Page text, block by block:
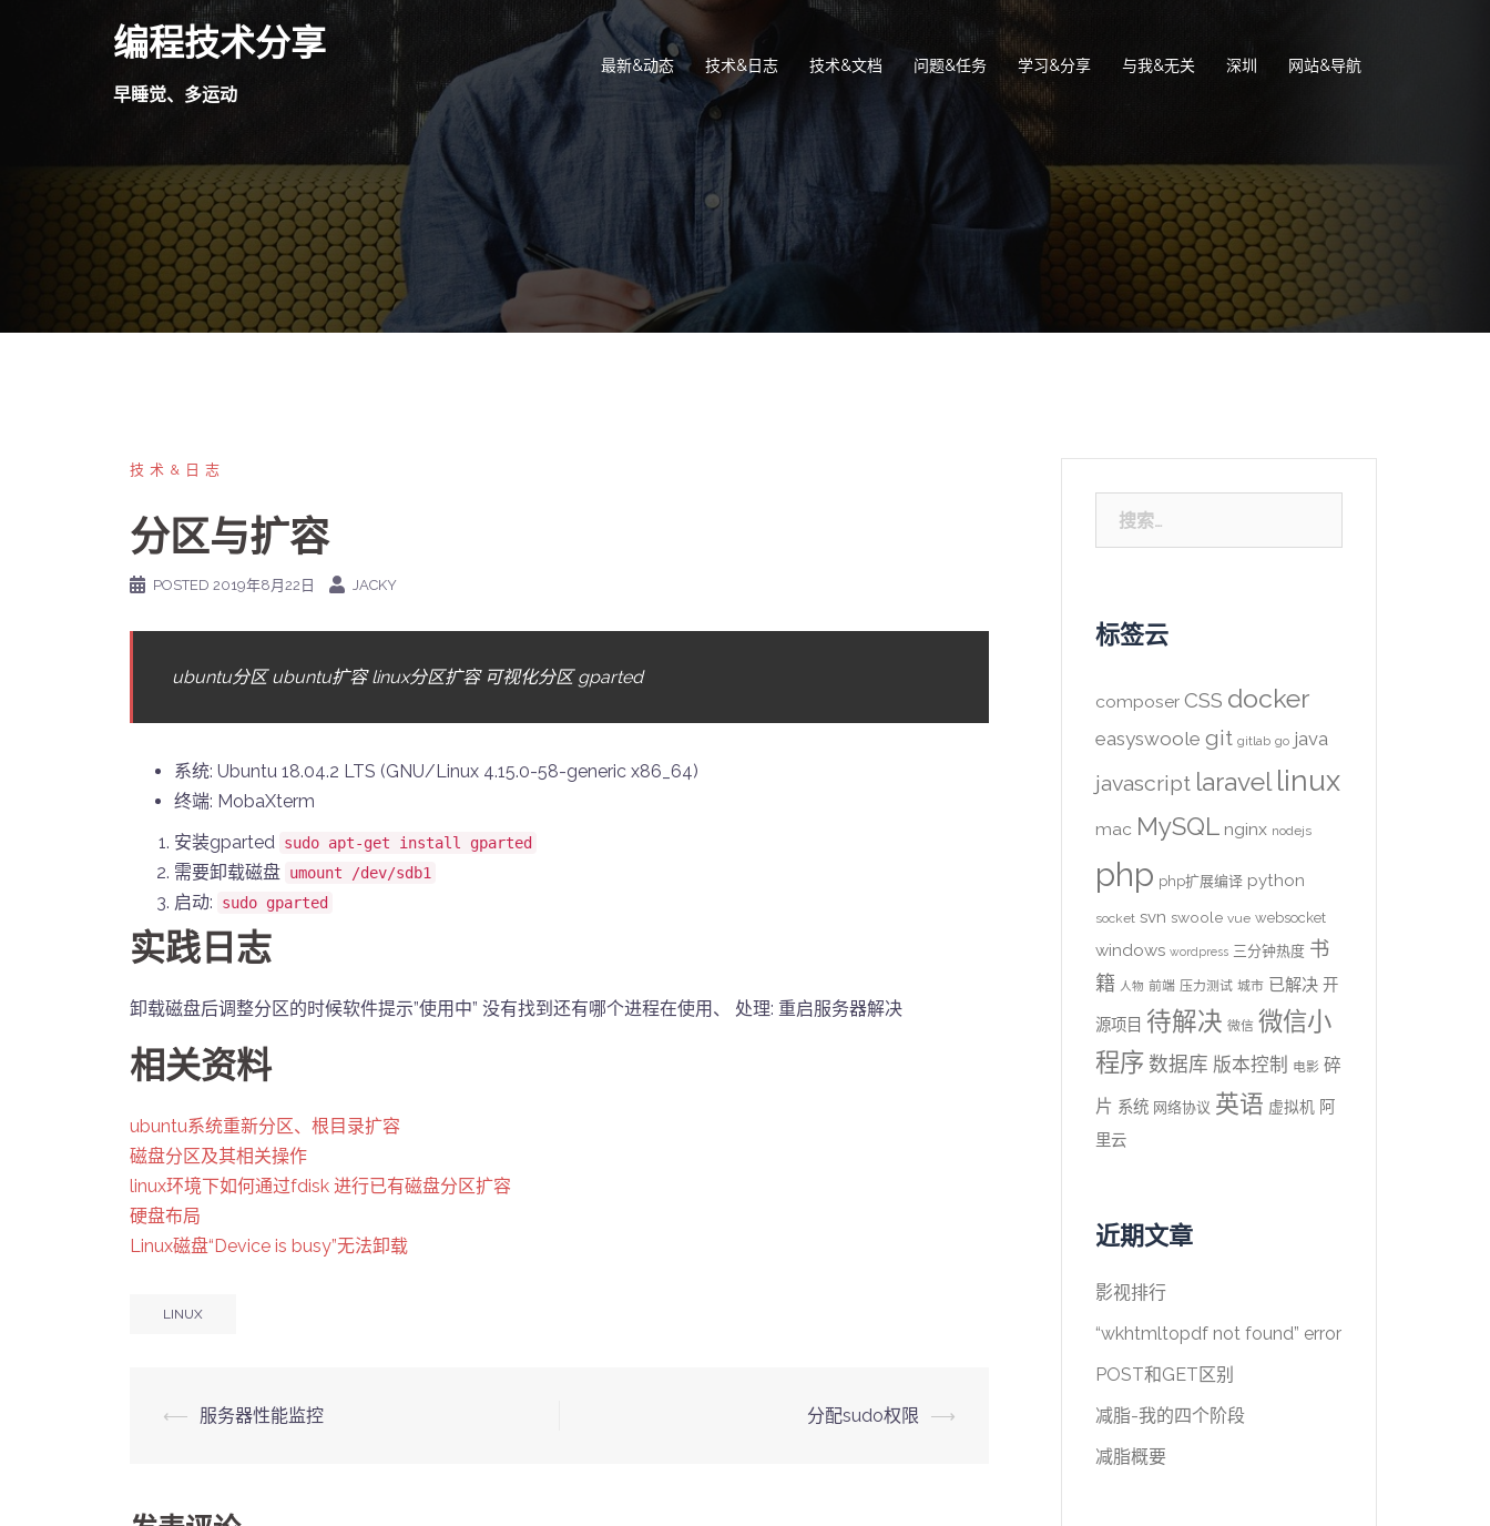
编程技术分享
早睡觉、多运动
最新&动态 技术&日志 技术&文档 问题&任务 学习&分享 与我&无关 深圳 网站&导航
技术&日志
分区与扩容
POSTED 2019年8月22日 JACKY
ubuntu分区 ubuntu扩容 linux分区扩容 可视化分区 gparted
系统: Ubuntu 18.04.2 LTS (GNU/Linux 4.15.0-58-generic x86_64)
终端: MobaXterm
安装gparted sudo apt-get install gparted
需要卸载磁盘 umount /dev/sdb1
启动: sudo gparted
实践日志
卸载磁盘后调整分区的时候软件提示”使用中” 没有找到还有哪个进程在使用、 处理: 重启服务器解决
相关资料
ubuntu系统重新分区、根目录扩容
磁盘分区及其相关操作
linux环境下如何通过fdisk 进行已有磁盘分区扩容
硬盘布局
Linux磁盘“Device is busy”无法卸载
LINUX
Post
⟵ 服务器性能监控 分配sudo权限 ⟶
索：
标签云
composer CSS docker
easyswoole git gitlab go java
javascript laravel linux
mac MySQL nginx nodejs
php php扩展编译 python
socket svn swoole vue websocket
windows wordpress 三分钟热度 书
籍 人物 前端 压力测试 城市 已解决 开
源项目 待解决 微信 微信小
程序 数据库 版本控制 电影 碎
片 系统 网络协议 英语 虚拟机 阿
里云
近期文章
影视排行
“wkhtmltopdf not found” error
POST和GET区别
减脂-我的四个阶段
减脂概要